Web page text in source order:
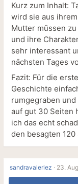
Kurz zum Inhalt:
wird sie aus
Mutter müssen
und ihre
sehr interessant
nächsten Tages
Fazit: Für die
Geschichte
rumgegraben
auf gut 30 Seiten
ich das echt
den besagten
sandravaleriez · 23.